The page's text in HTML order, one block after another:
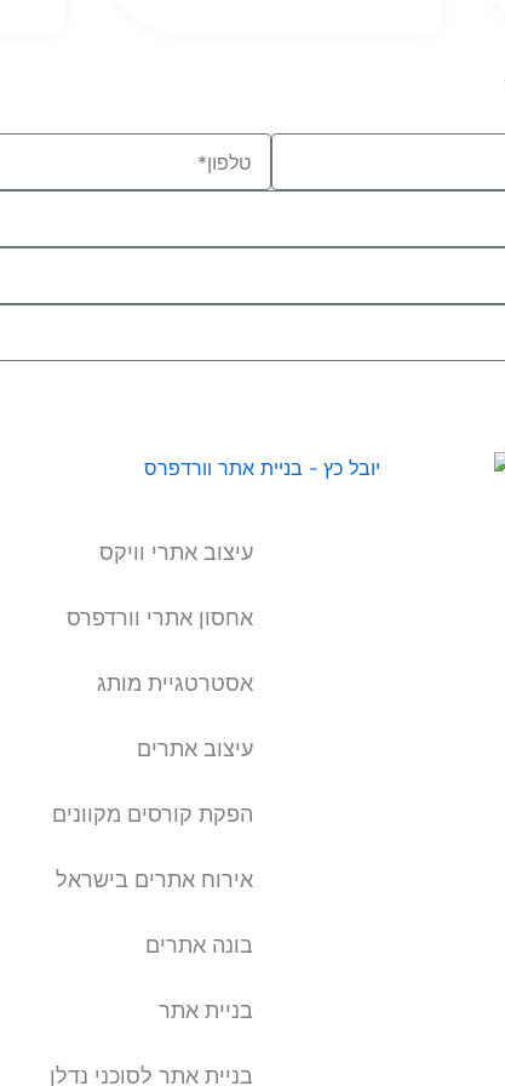
Phone
עיצוב אתרי וויקס
אחסון אתרי וורדפרס
אסטרטגיית מותג
עיצוב אתרים
הפקת קורסים מקוונים
אירוח אתרים בישראל
בונה אתרים
בניית אתר
בניית אתר לסוכני נדלן